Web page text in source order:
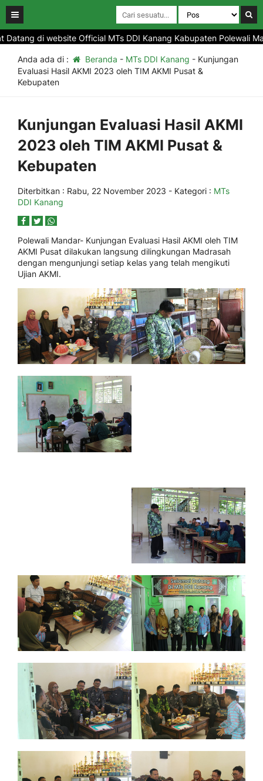
di website Official MTs DDI Kanang Kabupaten Polewali
Anda ada di : Beranda - MTs DDI Kanang - Kunjungan
Evaluasi Hasil AKMI 2023 oleh TIM AKMI Pusat &
Kebupaten
Kunjungan Evaluasi Hasil AKMI
2023 oleh TIM AKMI Pusat &
Kebupaten
Diterbitkan : Rabu, 22 November 2023 - Kategori : MTs
DDI Kanang
Polewali Mandar- Kunjungan Evaluasi Hasil AKMI oleh TIM
AKMI Pusat dilakukan langsung dilingkungan Madrasah
dengan mengunjungi setiap kelas yang telah mengikuti
Ujian AKMI.